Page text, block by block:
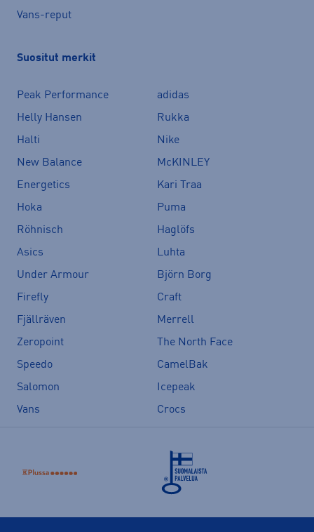
Vans-reput
Suositut merkit
Peak Performance
adidas
Helly Hansen
Rukka
Halti
Nike
New Balance
McKINLEY
Energetics
Kari Traa
Hoka
Puma
Röhnisch
Haglöfs
Asics
Luhta
Under Armour
Björn Borg
Firefly
Craft
Fjällräven
Merrell
Zeropoint
The North Face
Speedo
CamelBak
Salomon
Icepeak
Vans
Crocs